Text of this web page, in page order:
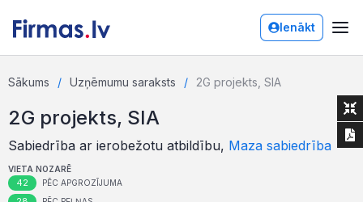
Ienākt
Sākums Uzņēmumu saraksts 2G projekts, SIA
2G projekts, SIA
Sabiedrība ar ierobežotu atbildību, Maza sabiedrība
VIETA NOZARĒ
42 PĒC APGROZĪJUMA